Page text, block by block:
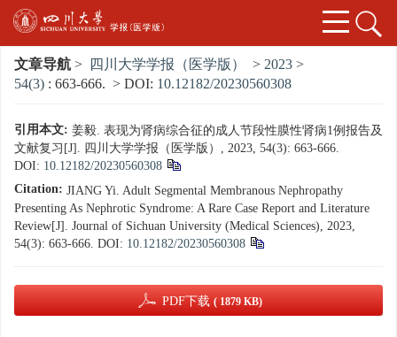
文章导航 > 四川大学学报（医学版） > 2023 >
54(3) : 663-666. > DOI: 10.12182/20230560308
引用本文: 姜毅. 表现为肾病综合征的成人节段性膜性肾病1例报告及
文献复习[J]. 四川大学学报（医学版）, 2023, 54(3): 663-666.
DOI: 10.12182/20230560308
Citation: JIANG Yi. Adult Segmental Membranous Nephropathy
Presenting As Nephrotic Syndrome: A Rare Case Report and Literature
Review[J]. Journal of Sichuan University (Medical Sciences), 2023,
54(3): 663-666. DOI: 10.12182/20230560308
PDF下载 ( 1879 KB)